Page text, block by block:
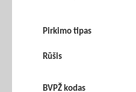
Pirkimo tipas
Rūšis
BVPŽ kodas